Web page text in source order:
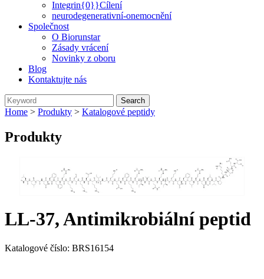
Integrin{0}}Cílení
neurodegenerativní-onemocnění
Společnost
O Biorunstar
Zásady vrácení
Novinky z oboru
Blog
Kontaktujte nás
Home > Produkty > Katalogové peptidy
Produkty
LL-37, Antimikrobiální peptid
Katalogové číslo: BRS16154